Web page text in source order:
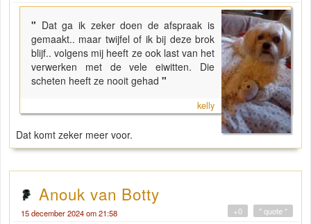
" Dat ga ik zeker doen de afspraak is
gemaakt.. maar twijfel of ik bij deze brok
blijf.. volgens mij heeft ze ook last van het
verwerken met de vele eiwitten. Die
scheten heeft ze nooit gehad "
kelly
Dat komt zeker meer voor.
Anouk van Botty
15 december 2024 om 21:58 " quote "
+0